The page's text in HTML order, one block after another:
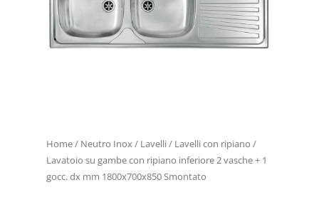
Home/ Neutro Inox/ Lavelli/ Lavelli con ripiano /
Lavatoio su gambe con ripiano inferiore 2 vasche + 1
gocc. dx mm 1800x700x850 Smontato